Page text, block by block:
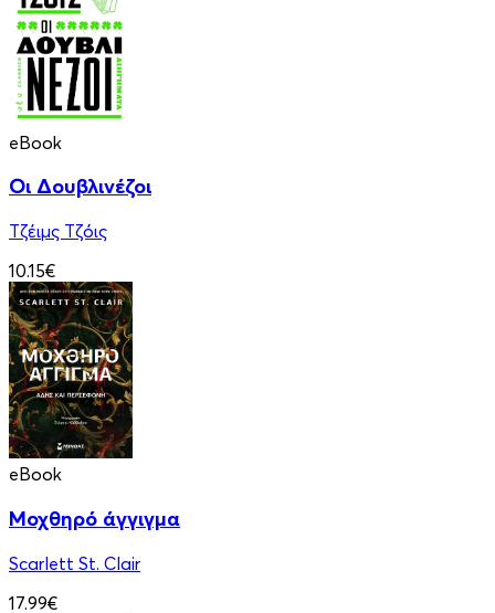
eBook
Οι Δουβλινέζοι
Τζέιμς Τζόις
10.15€
eBook
Μοχθηρό άγγιγμα
Scarlett St. Clair
17.99€